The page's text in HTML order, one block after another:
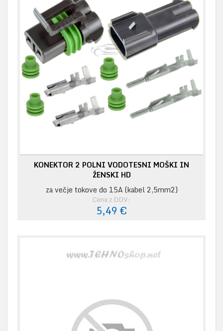
KONEKTOR 2 POLNI VODOTESNI MOŠKI IN
ŽENSKI HD
za večje tokove do 15A (kabel 2,5mm2)
Cena z DDV:
5,49 €